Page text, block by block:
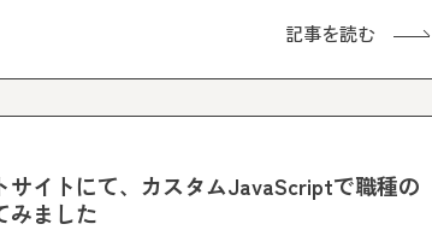
記事を読む
サイトにて、カスタムJavaScriptで職種の
みました